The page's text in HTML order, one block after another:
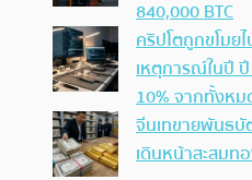
840,000 BTC
คริปโตถูกขโมย
เหตุการณ์ในปี
10% จากทั้งห
จีนเทขายพันธบั
เดินหน้าสะสมท